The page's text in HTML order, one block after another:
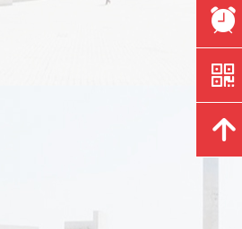
뀥
낃
녕